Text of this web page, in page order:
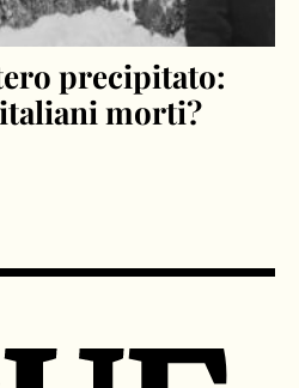
precipitato:
morti?